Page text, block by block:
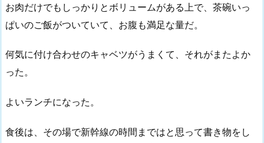
お肉だけでもしっかりとボリュームがある上で、茶碗いっ
ぱいのご飯がついていて、お腹も満足な量だ。
何気に付け合わせのキャベツがうまくて、それがまたよか
った。
よいランチになった。
食後は、その場で新幹線の時間まではと思って書き物をし